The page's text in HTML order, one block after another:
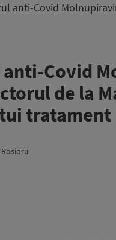
anti-Covid
Covid
de la
tratament